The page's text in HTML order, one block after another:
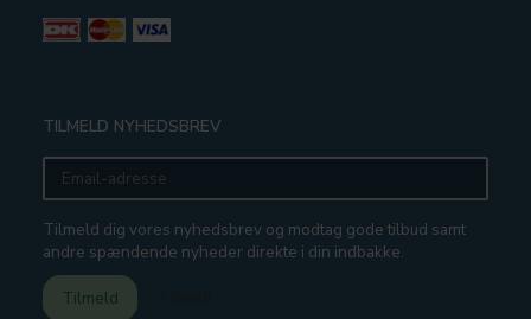
TILMELD NYHEDSBREV
Email-
adresse
Tilmeld dig vores nyhedsbrev og modtag gode tilbud samt
andre spændende nyheder direkte i din indbakke.
Tilmeld